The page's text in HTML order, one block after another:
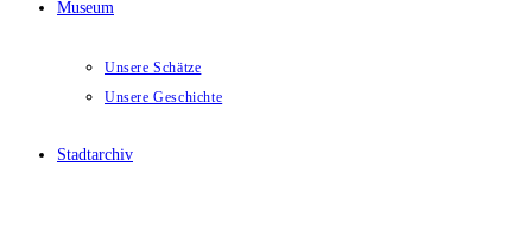
Museum
Unsere Schätze
Unsere Geschichte
Stadtarchiv